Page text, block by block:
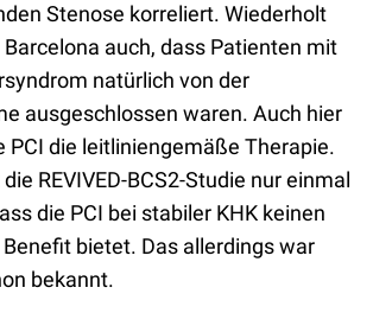
Stenose korreliert. Wiederholt
auch, dass Patienten mit
natürlich von der
ausgeschlossen waren. Auch hier
PCI die leitliniengemäße Therapie.
REVIVED-BCS2-Studie nur einmal
die PCI bei stabiler KHK keinen
bietet. Das allerdings war
bekannt.